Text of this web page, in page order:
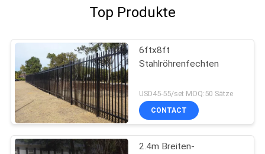
Top Produkte
6ftx8ft
Stahlröhrenfechten
USD45-55/set MOQ:50 Sätze
CONTACT
2.4m Breiten-